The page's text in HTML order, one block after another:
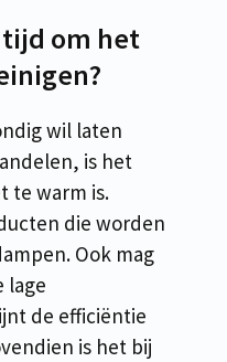
tijd om het
wil laten
is het
te warm is.
die worden
Ook mag
lage
de efficiëntie
is het bij